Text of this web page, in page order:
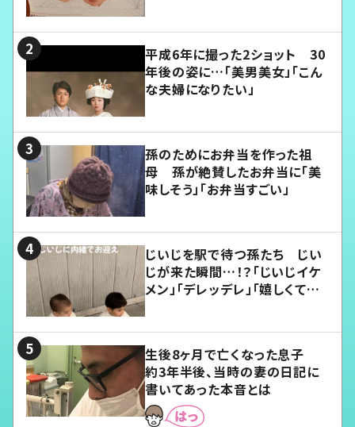
平成6年に撮った2ショット 30
年後の姿に…「美男美女」「こん
な夫婦になりたい」
孫のためにお弁当を作った祖
母 孫が絶賛したお弁当に「美
味しそう」「お弁当すごい」
じいじを駅で待つ孫たち じい
じが来た瞬間…！？「じいじイケ
メン」「デレッデレ」「嬉しくて可
生後8ヶ月で亡くなった息子
約3年半後、当時の妻の日記に
書いてあった本音とは